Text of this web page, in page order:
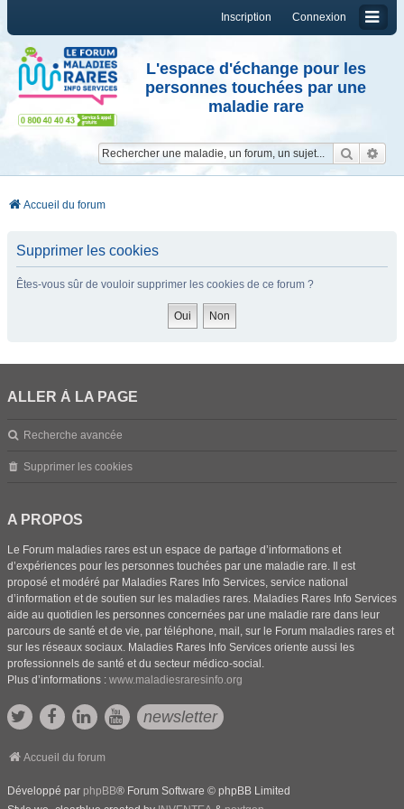
Connexion
Inscription
L'espace d'échange pour les
personnes touchées par une
maladie rare
Accueil du forum
Supprimer les cookies
Êtes-vous sûr de vouloir supprimer les cookies de ce forum ?
ALLER À LA PAGE
Recherche avancée
Supprimer les cookies
A PROPOS
Le Forum maladies rares est un espace de partage d’informations et
d’expériences pour les personnes touchées par une maladie rare. Il est
proposé et modéré par Maladies Rares Info Services, service national
d’information et de soutien sur les maladies rares. Maladies Rares Info Services
aide au quotidien les personnes concernées par une maladie rare dans leur
parcours de santé et de vie, par téléphone, mail, sur le Forum maladies rares et
sur les réseaux sociaux. Maladies Rares Info Services oriente aussi les
professionnels de santé et du secteur médico-social.
Plus d’informations : www.maladiesraresinfo.org
newsletter
Accueil du forum
Développé par phpBB® Forum Software © phpBB Limited